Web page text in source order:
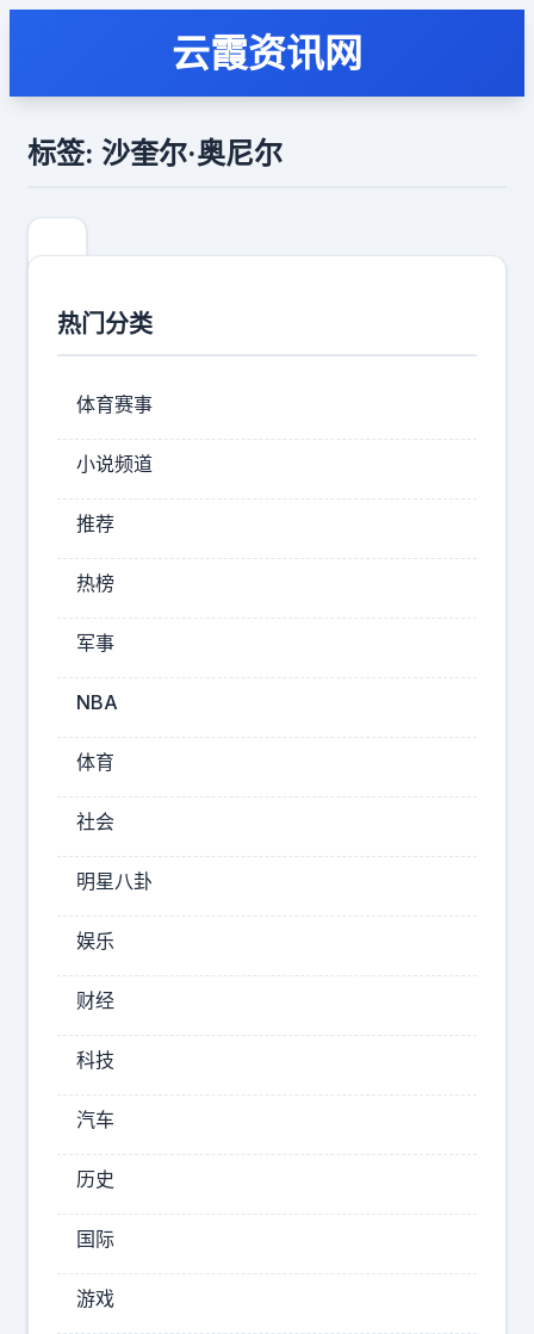
云霞资讯网
标签: 沙奎尔·奥尼尔
詹
斯
为
不
退
役
？
奥
尼
尔
说
出
一
个
原
，
来
此
热门分类
体育赛事
小说频道
推荐
热榜
军事
NBA
体育
社会
明星八卦
娱乐
财经
科技
汽车
历史
国际
游戏